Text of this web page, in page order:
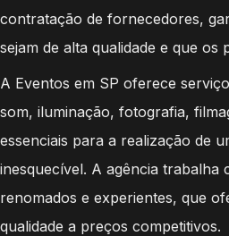
contratação de fornecedores,
sejam de alta qualidade e que os
A Eventos em SP oferece
som, iluminação, fotografia,
essenciais para a realização de
inesquecível. A agência trabalha
renomados e experientes, que
qualidade a preços competitivos.